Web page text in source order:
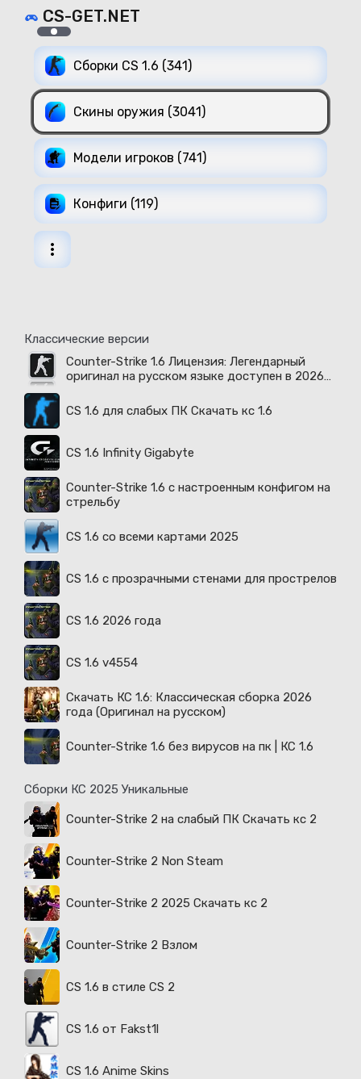
CS-GET.NET
Сборки CS 1.6 (341)
Скины оружия (3041)
Модели игроков (741)
Конфиги (119)
Классические версии
Counter-Strike 1.6 Лицензия: Легендарный
оригинал на русском языке доступен в 2026
CS 1.6 для слабых ПК Скачать кс 1.6
CS 1.6 Infinity Gigabyte
Counter-Strike 1.6 с настроенным конфигом на
стрельбу
CS 1.6 со всеми картами 2025
CS 1.6 с прозрачными стенами для прострелов
CS 1.6 2026 года
CS 1.6 v4554
Скачать КС 1.6: Классическая сборка 2026
года (Оригинал на русском)
Counter-Strike 1.6 без вирусов на пк | КС 1.6
Сборки КС 2025 Уникальные
Counter-Strike 2 на слабый ПК Скачать кс 2
Counter-Strike 2 Non Steam
Counter-Strike 2 2025 Скачать кс 2
Counter-Strike 2 Взлом
CS 1.6 в стиле CS 2
CS 1.6 от Fakst1l
CS 1.6 Anime Skins